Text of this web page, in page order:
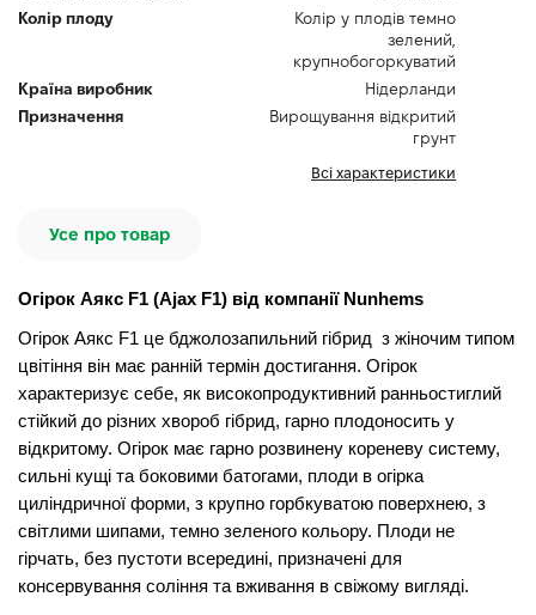
Колір плоду
Колір у плодів темно
зелений,
крупнобогоркуватий
Країна виробник
Нідерланди
Призначення
Вирощування відкритий
грунт
Всі характеристики
Усе про товар
Огірок Аякс F1 (Ajax F1) від компанії Nunhems
Огірок Аякс F1 це бджолозапильний гібрид з жіночим типом
цвітіння він має ранній термін достигання. Огірок
характеризує себе, як високопродуктивний ранньостиглий
стійкий до різних хвороб гібрид, гарно плодоносить у
відкритому. Огірок має гарно розвинену кореневу систему,
сильні кущі та боковими батогами, плоди в огірка
циліндричної форми, з крупно горбкуватою поверхнею, з
світлими шипами, темно зеленого кольору. Плоди не
гірчать, без пустоти всередині, призначені для
консервування соління та вживання в свіжому вигляді.